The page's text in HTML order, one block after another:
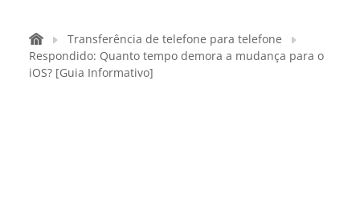
Transferência de telefone para telefone
Respondido: Quanto tempo demora a mudança para o
iOS? [Guia Informativo]